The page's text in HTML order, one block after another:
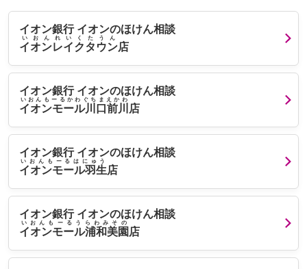
イオン銀行 イオンのほけん相談
イオンレイクタウン
いおんれいくたうん
店
イオン銀行 イオンのほけん相談
イオンモール川口前川
いおんもーるかわぐちまえかわ
店
イオン銀行 イオンのほけん相談
イオンモール羽生
いおんもーるはにゅう
店
イオン銀行 イオンのほけん相談
イオンモール浦和美園
いおんもーるうらわみその
店